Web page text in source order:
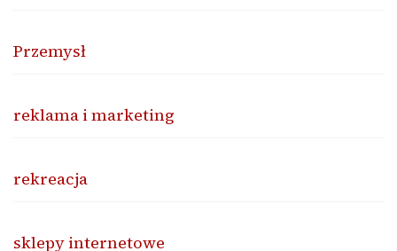
Przemysł
reklama i marketing
rekreacja
sklepy internetowe